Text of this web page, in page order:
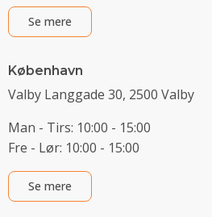
Se mere
København
Valby Langgade 30, 2500 Valby
Man - Tirs: 10:00 - 15:00
Fre - Lør: 10:00 - 15:00
Se mere